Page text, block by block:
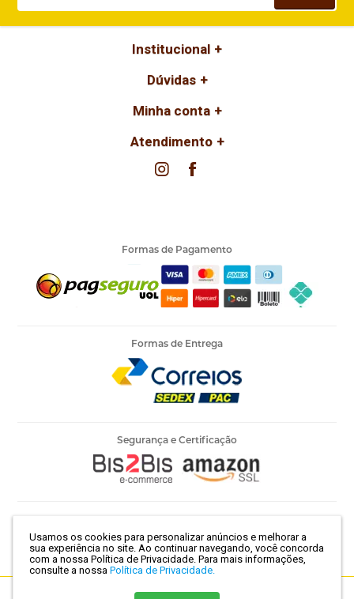
Usamos os cookies para personalizar anúncios e melhorar a
sua experiência no site. Ao continuar navegando, você concorda
com a nossa Política de Privacidade. Para mais informações,
consulte a nossa Política de Privacidade.
Institucional
Dúvidas
Minha conta
Atendimento
Formas de Pagamento
Formas de Entrega
Segurança e Certificação
Março, 786 - Centro | São Paulo-SP | CEP 01021-100